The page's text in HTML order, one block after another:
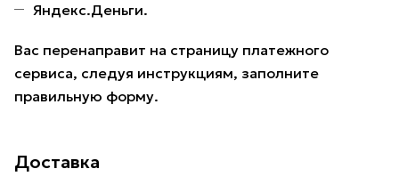
Яндекс.Деньги.
Вас перенаправит на страницу платежного
сервиса, следуя инструкциям, заполните
правильную форму.
Доставка